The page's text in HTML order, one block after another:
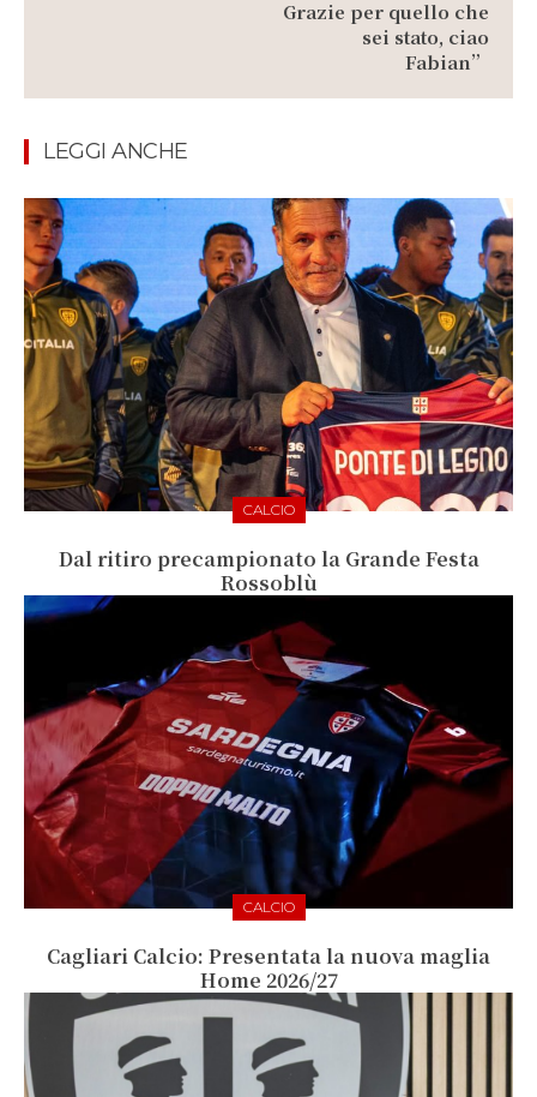
Grazie per quello che
sei stato, ciao
Fabian”
LEGGI ANCHE
CALCIO
Dal ritiro precampionato la Grande Festa
Rossoblù
CALCIO
Cagliari Calcio: Presentata la nuova maglia
Home 2026/27